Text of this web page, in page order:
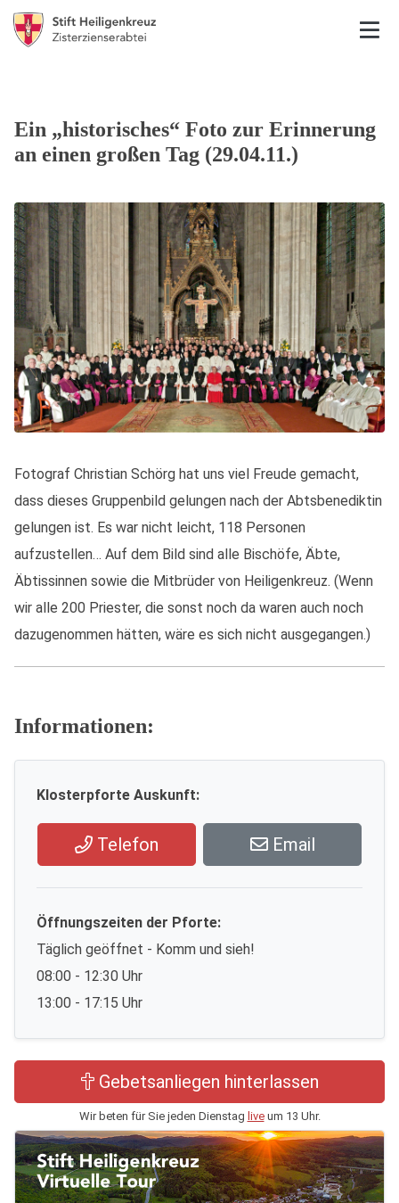
Ein „historisches“ Foto zur Erinnerung
an einen großen Tag (29.04.11.)
Fotograf Christian Schörg hat uns viel Freude gemacht,
dass dieses Gruppenbild gelungen nach der Abtsbenediktin
gelungen ist. Es war nicht leicht, 118 Personen
aufzustellen… Auf dem Bild sind alle Bischöfe, Äbte,
Äbtissinnen sowie die Mitbrüder von Heiligenkreuz. (Wenn
wir alle 200 Priester, die sonst noch da waren auch noch
dazugenommen hätten, wäre es sich nicht ausgegangen.)
Informationen:
Klosterpforte Auskunft:
Telefon Email
Öffnungszeiten der Pforte:
Täglich geöffnet - Komm und sieh!
08:00 - 12:30 Uhr
13:00 - 17:15 Uhr
Gebetsanliegen hinterlassen
Wir beten für Sie jeden Dienstag liveum 13 Uhr.